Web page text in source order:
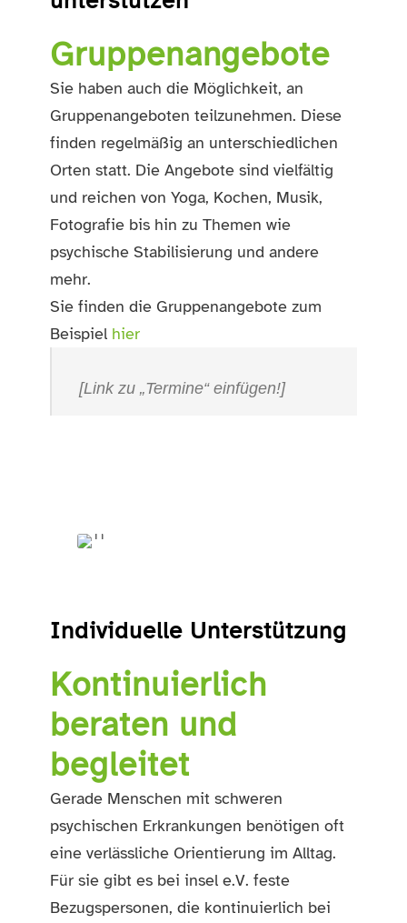
Gruppenangebote
Sie haben auch die Möglichkeit, an
Gruppenangeboten teilzunehmen. Diese
finden regelmäßig an unterschiedlichen
Orten statt. Die Angebote sind vielfältig
und reichen von Yoga, Kochen, Musik,
Fotografie bis hin zu Themen wie
psychische Stabilisierung und andere
mehr.
Sie finden die Gruppenangebote zum
Beispiel hier
[Link zu „Termine“ einfügen!]
Individuelle Unterstützung
Kontinuierlich
beraten und
begleitet
Gerade Menschen mit schweren
psychischen Erkrankungen benötigen oft
eine verlässliche Orientierung im Alltag.
Für sie gibt es bei insel e.V. feste
Bezugspersonen, die kontinuierlich bei